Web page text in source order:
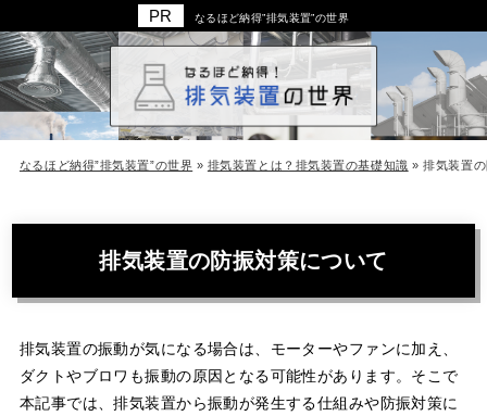
なるほど納得”排気装置”の世界
なるほど納得”排気装置”の世界 » 排気装置とは？排気装置の基礎知識 »排気装置
排気装置の防振対策について
排気装置の振動が気になる場合は、モーターやファンに加え、
ダクトやブロワも振動の原因となる可能性があります。そこで
本記事では、排気装置から振動が発生する仕組みや防振対策に